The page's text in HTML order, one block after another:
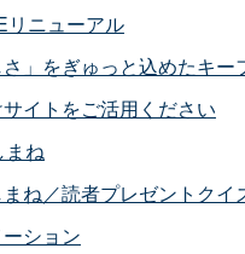
リニューアル
さ」をぎゅっと込めたキー
イトをご活用ください
まね
ね／読者プレゼントクイ
ション